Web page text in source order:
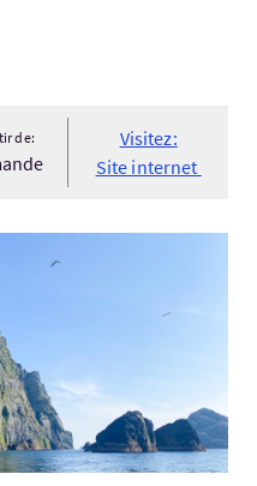
de:
Visitez:
Site internet